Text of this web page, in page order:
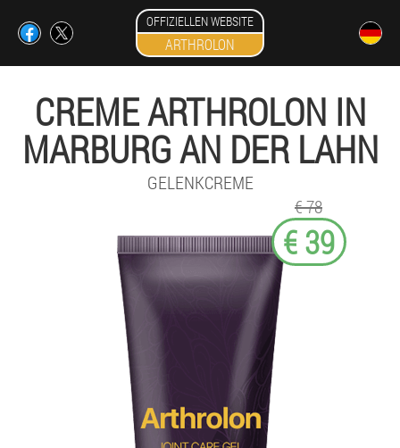
OFFIZIELLEN WEBSITE
ARTHROLON
CREME ARTHROLON IN
MARBURG AN DER LAHN
GELENKCREME
€ 78
€ 39